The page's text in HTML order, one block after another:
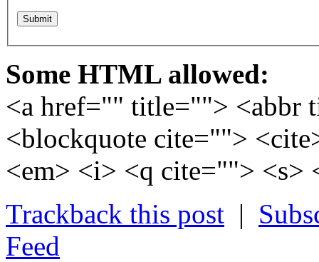
Some HTML allowed:
<a href="" title=""> <abbr
<blockquote cite="">
<em> <i> <q cite=""> <s>
Trackback this post |
Feed